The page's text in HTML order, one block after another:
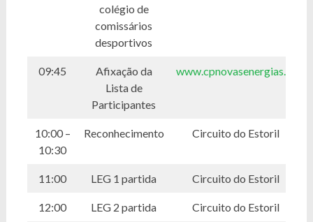
colégio de
comissários
desportivos
09:45
Afixação da
Lista de
Participantes
www.cpnovasenergias.pt
10:00 –
10:30
Reconhecimento Circuito do Estoril
11:00 LEG 1 partida Circuito do Estoril
12:00 LEG 2 partida Circuito do Estoril